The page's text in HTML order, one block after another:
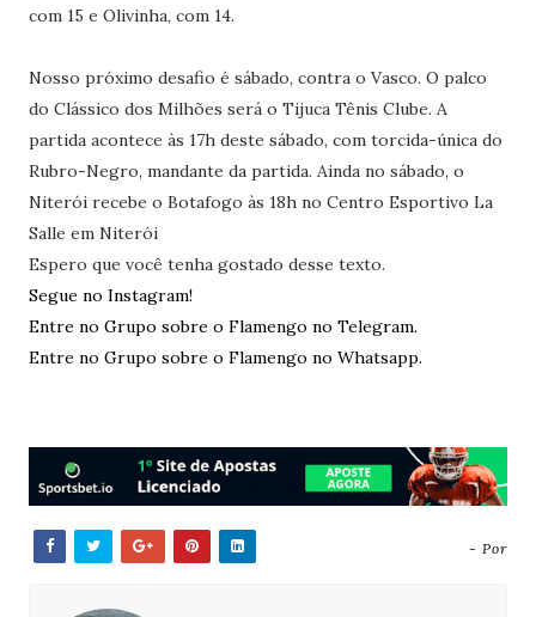
com 15 e Olivinha, com 14.
Nosso próximo desafio é sábado, contra o Vasco. O palco
do Clássico dos Milhões será o Tijuca Tênis Clube. A
partida acontece às 17h deste sábado, com torcida-única do
Rubro-Negro, mandante da partida. Ainda no sábado, o
Niterói recebe o Botafogo às 18h no Centro Esportivo La
Salle em Niterói
Espero que você tenha gostado desse texto.
Segue no Instagram!
Entre no Grupo sobre o Flamengo no Telegram.
Entre no Grupo sobre o Flamengo no Whatsapp.
- Por